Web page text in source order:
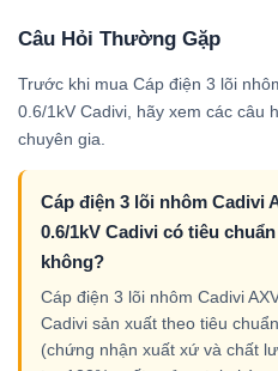
Câu Hỏi Thường Gặp
Trước khi mua Cáp điện 3 lõi
0.6/1kV Cadivi, hãy xem các câu
chuyên gia.
Cáp điện 3 lõi nhôm Cadivi
0.6/1kV Cadivi có tiêu
không?
Cáp điện 3 lõi nhôm Cadivi
Cadivi sản xuất theo tiêu
(chứng nhận xuất xứ và chất